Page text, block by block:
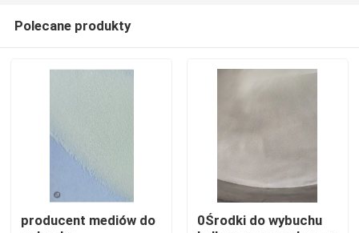
Produkty
Polecane produkty
producent mediów do
0Środki do wybuchu